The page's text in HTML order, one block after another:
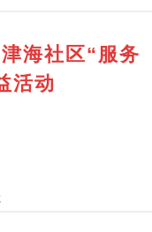
海社区“服务
活动